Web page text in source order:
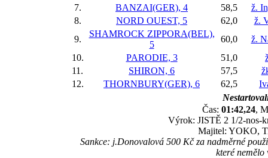
7.
BANZAI(GER), 4 58,5
ž.
8.
NORD OUEST, 5 62,0
ž.
9.
SHAMROCK ZIPPORA(BEL),
5
60,0
ž.
10.
PARODIE, 3 51,0
11.
SHIRON, 6 57,5
12.
THORNBURY(GER), 6 62,5
Čas: 01:42,24,
Výrok: JISTĚ 2 1/2-nos-
Majitel: YOKO,
Sankce: j.Donovalová 500 Kč za nadměrné
které nemělo